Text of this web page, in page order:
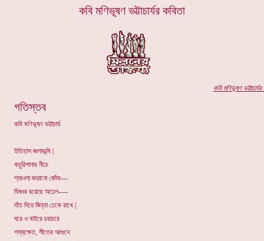
কবি মণিভূষণ ভট্টাচার্যর কবিতা
গতিস্তব
কবি মণিভূষণ ভট্টাচার্য
ইতিহাস জলাভূমি |
কচুরিপানার নীচে
শ্যাওলা জড়ানো জোঁক---
বিষধর রয়েছে অঢেল----
দাঁত দিয়ে জিহ্বা ঢেকে রাখে |
ঘরে ও বাইরে চরাচরে
শস্যক্ষেত, শীতের আগুনে
কবি মণিভূষণ ভট্টাচার্যর